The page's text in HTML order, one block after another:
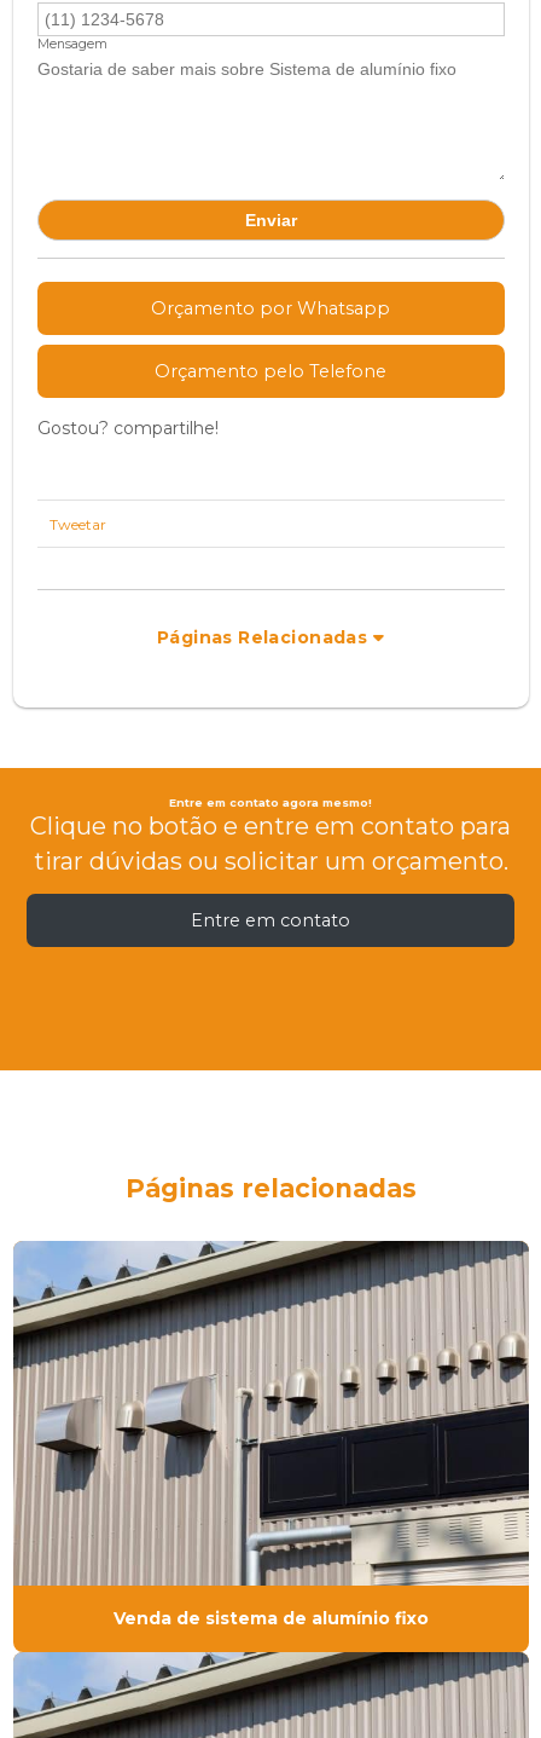
Mensagem
Orçamento por Whatsapp
Orçamento pelo Telefone
Gostou? compartilhe!
Tweetar
Páginas Relacionadas
Entre em contato agora mesmo!
Clique no botão e entre em contato para
tirar dúvidas ou solicitar um orçamento.
Entre em contato
Páginas relacionadas
Venda de sistema de alumínio fixo